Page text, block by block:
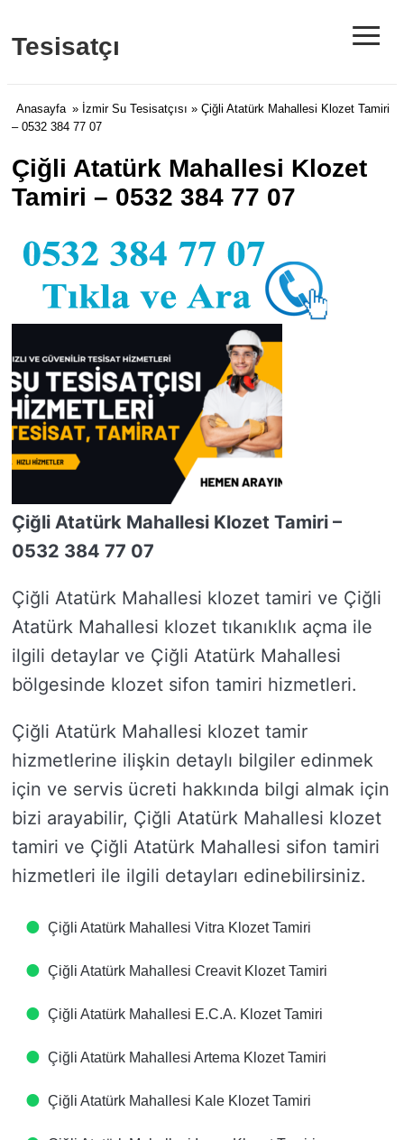
Tesisatçı ≡
Anasayfa » İzmir Su Tesisatçısı » Çiğli Atatürk Mahallesi Klozet Tamiri
– 0532 384 77 07
Çiğli Atatürk Mahallesi Klozet
Tamiri – 0532 384 77 07
Çiğli Atatürk Mahallesi Klozet Tamiri –
0532 384 77 07
Çiğli Atatürk Mahallesi klozet tamiri ve Çiğli
Atatürk Mahallesi klozet tıkanıklık açma ile
ilgili detaylar ve Çiğli Atatürk Mahallesi
bölgesinde klozet sifon tamiri hizmetleri.
Çiğli Atatürk Mahallesi klozet tamir
hizmetlerine ilişkin detaylı bilgiler edinmek
için ve servis ücreti hakkında bilgi almak için
bizi arayabilir, Çiğli Atatürk Mahallesi klozet
tamiri ve Çiğli Atatürk Mahallesi sifon tamiri
hizmetleri ile ilgili detayları edinebilirsiniz.
Çiğli Atatürk Mahallesi Vitra Klozet Tamiri
Çiğli Atatürk Mahallesi Creavit Klozet Tamiri
Çiğli Atatürk Mahallesi E.C.A. Klozet Tamiri
Çiğli Atatürk Mahallesi Artema Klozet Tamiri
Çiğli Atatürk Mahallesi Kale Klozet Tamiri